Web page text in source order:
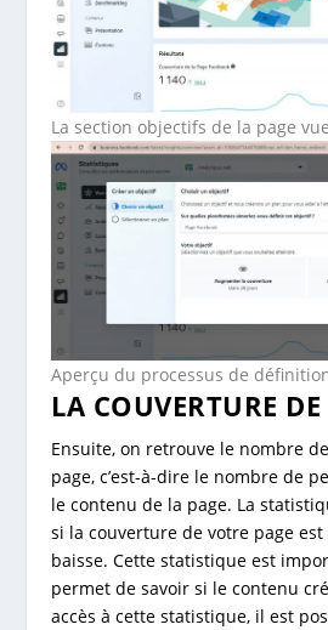
La section objectifs de la page
Aperçu du processus de
LA COUVERTURE
Ensuite, on retrouve le nombre
page, c’est-à-dire le nombre de
le contenu de la page. La
si la couverture de votre page
baisse. Cette statistique est
permet de savoir si le contenu
accès à cette statistique, il est